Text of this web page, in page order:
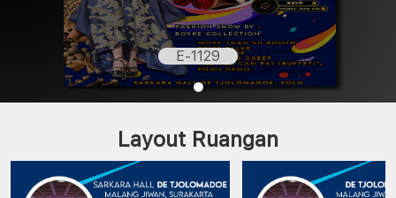
E-1129
Layout Ruangan